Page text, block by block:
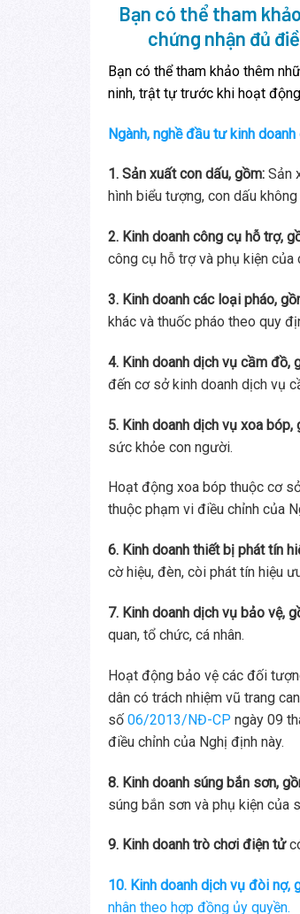
Bạn có thể tham
chứng nhận đủ
Bạn có thể tham khảo thêm
ninh, trật tự trước khi hoạt
Ngành, nghề đầu tư kinh
1. Sản xuất con dấu, gồm: Sản
hình biểu tượng, con dấu
2. Kinh doanh công cụ hỗ trợ,
công cụ hỗ trợ và phụ kiện
3. Kinh doanh các loại pháo,
khác và thuốc pháo theo quy
4. Kinh doanh dịch vụ cầm đồ,
đến cơ sở kinh doanh dịch vụ
5. Kinh doanh dịch vụ xoa bóp,
sức khỏe con người.
Hoạt động xoa bóp thuộc cơ
thuộc phạm vi điều chỉnh của
6. Kinh doanh thiết bị phát tín
cờ hiệu, đèn, còi phát tín hiệu
7. Kinh doanh dịch vụ bảo vệ,
quan, tổ chức, cá nhân.
Hoạt động bảo vệ các đối
dân có trách nhiệm vũ trang
số 06/2013/NĐ-CP ngày 09
điều chỉnh của Nghị định này.
8. Kinh doanh súng bắn sơn,
súng bắn sơn và phụ kiện của
9. Kinh doanh trò chơi điện tử
10. Kinh doanh dịch vụ đòi nợ,
nhân theo hợp đồng ủy quyền.